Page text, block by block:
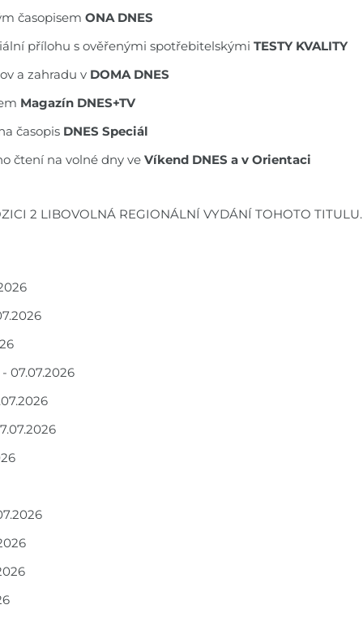
časopisem ONA DNES
přílohu s ověřenými spotřebitelskými TESTY KVALITY
a zahradu v DOMA DNES
Magazín DNES+TV
časopis DNES Speciál
čtení na volné dny ve Víkend DNES a v Orientaci
2 LIBOVOLNÁ REGIONÁLNÍ VYDÁNÍ TOHOTO TITULU.
07.07.2026